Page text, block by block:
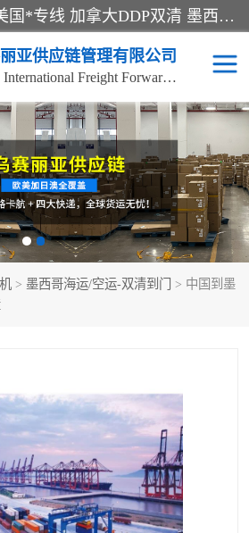
欧洲海运双清包税 美国*专线 加拿大DDP双清 墨西哥跨境空运 澳大利亚专线物流 跨境电商物流服务 国际快递到门服务 海运*渠道 一站式跨境物流解决方案 TikTok/SHEIN专线 电商平台FBA头程运输 国际铁路运输欧洲 UPS/DDHL/联邦快递跨境 美国双清到门物流 跨境*运输
亚供应链管理有限公司
Yiwu Celia International Freight Forwarding Co., Ltd
> 墨西哥海运/空运-双清到门
> 中国到墨
欧洲卡航
清到 澳大利亚海运/空运-双清
到门
清到